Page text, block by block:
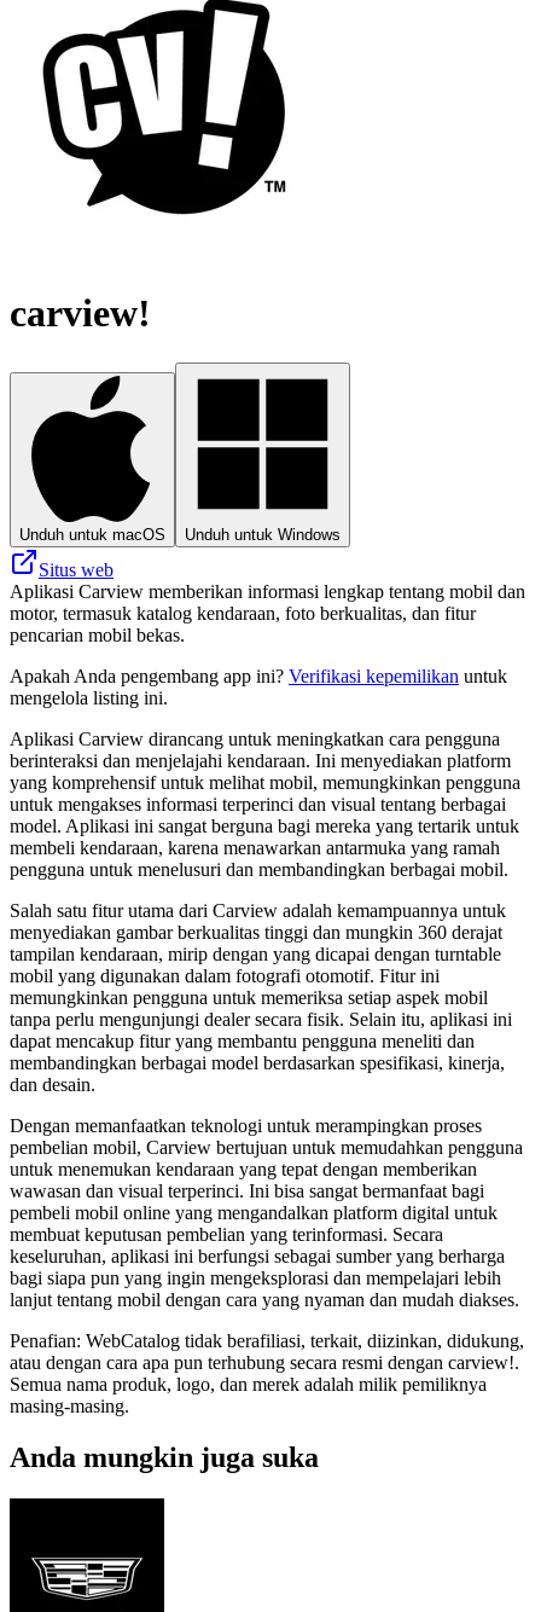
carview!
Unduh untuk macOS Unduh untuk Windows
Situs web
Aplikasi Carview memberikan informasi lengkap tentang mobil dan
motor, termasuk katalog kendaraan, foto berkualitas, dan fitur
pencarian mobil bekas.
Apakah Anda pengembang app ini? Verifikasi kepemilikan untuk
mengelola listing ini.
Aplikasi Carview dirancang untuk meningkatkan cara pengguna
berinteraksi dan menjelajahi kendaraan. Ini menyediakan platform
yang komprehensif untuk melihat mobil, memungkinkan pengguna
untuk mengakses informasi terperinci dan visual tentang berbagai
model. Aplikasi ini sangat berguna bagi mereka yang tertarik untuk
membeli kendaraan, karena menawarkan antarmuka yang ramah
pengguna untuk menelusuri dan membandingkan berbagai mobil.
Salah satu fitur utama dari Carview adalah kemampuannya untuk
menyediakan gambar berkualitas tinggi dan mungkin 360 derajat
tampilan kendaraan, mirip dengan yang dicapai dengan turntable
mobil yang digunakan dalam fotografi otomotif. Fitur ini
memungkinkan pengguna untuk memeriksa setiap aspek mobil
tanpa perlu mengunjungi dealer secara fisik. Selain itu, aplikasi ini
dapat mencakup fitur yang membantu pengguna meneliti dan
membandingkan berbagai model berdasarkan spesifikasi, kinerja,
dan desain.
Dengan memanfaatkan teknologi untuk merampingkan proses
pembelian mobil, Carview bertujuan untuk memudahkan pengguna
untuk menemukan kendaraan yang tepat dengan memberikan
wawasan dan visual terperinci. Ini bisa sangat bermanfaat bagi
pembeli mobil online yang mengandalkan platform digital untuk
membuat keputusan pembelian yang terinformasi. Secara
keseluruhan, aplikasi ini berfungsi sebagai sumber yang berharga
bagi siapa pun yang ingin mengeksplorasi dan mempelajari lebih
lanjut tentang mobil dengan cara yang nyaman dan mudah diakses.
Penafian: WebCatalog tidak berafiliasi, terkait, diizinkan, didukung,
atau dengan cara apa pun terhubung secara resmi dengan carview!.
Semua nama produk, logo, dan merek adalah milik pemiliknya
masing-masing.
Anda mungkin juga suka